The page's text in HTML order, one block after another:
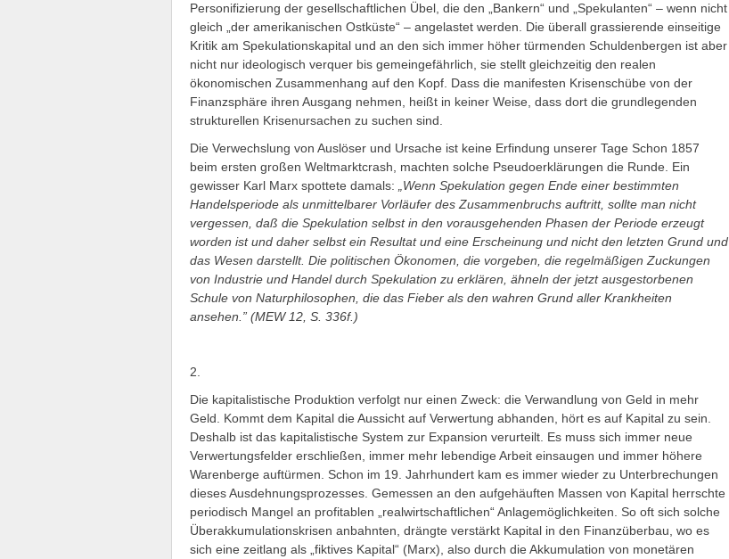
Personifizierung der gesellschaftlichen Übel, die den „Bankern“ und „Spekulanten“ – wenn nicht
gleich „der amerikanischen Ostküste“ – angelastet werden. Die überall grassierende einseitige
Kritik am Spekulationskapital und an den sich immer höher türmenden Schuldenbergen ist aber
nicht nur ideologisch verquer bis gemeingefährlich, sie stellt gleichzeitig den realen
ökonomischen Zusammenhang auf den Kopf. Dass die manifesten Krisenschübe von der
Finanzsphäre ihren Ausgang nehmen, heißt in keiner Weise, dass dort die grundlegenden
strukturellen Krisenursachen zu suchen sind.
Die Verwechslung von Auslöser und Ursache ist keine Erfindung unserer Tage Schon 1857
beim ersten großen Weltmarktcrash, machten solche Pseudoerklärungen die Runde. Ein
gewisser Karl Marx spottete damals: „Wenn Spekulation gegen Ende einer bestimmten
Handelsperiode als unmittelbarer Vorläufer des Zusammenbruchs auftritt, sollte man nicht
vergessen, daß die Spekulation selbst in den vorausgehenden Phasen der Periode erzeugt
worden ist und daher selbst ein Resultat und eine Erscheinung und nicht den letzten Grund und
das Wesen darstellt. Die politischen Ökonomen, die vorgeben, die regelmäßigen Zuckungen
von Industrie und Handel durch Spekulation zu erklären, ähneln der jetzt ausgestorbenen
Schule von Naturphilosophen, die das Fieber als den wahren Grund aller Krankheiten
ansehen.” (MEW 12, S. 336f.)
2.
Die kapitalistische Produktion verfolgt nur einen Zweck: die Verwandlung von Geld in mehr
Geld. Kommt dem Kapital die Aussicht auf Verwertung abhanden, hört es auf Kapital zu sein.
Deshalb ist das kapitalistische System zur Expansion verurteilt. Es muss sich immer neue
Verwertungsfelder erschließen, immer mehr lebendige Arbeit einsaugen und immer höhere
Warenberge auftürmen. Schon im 19. Jahrhundert kam es immer wieder zu Unterbrechungen
dieses Ausdehnungsprozesses. Gemessen an den aufgehäuften Massen von Kapital herrschte
periodisch Mangel an profitablen „realwirtschaftlichen“ Anlagemöglichkeiten. So oft sich solche
Überakkumulationskrisen anbahnten, drängte verstärkt Kapital in den Finanzüberbau, wo es
sich eine zeitlang als „fiktives Kapital“ (Marx), also durch die Akkumulation von monetären